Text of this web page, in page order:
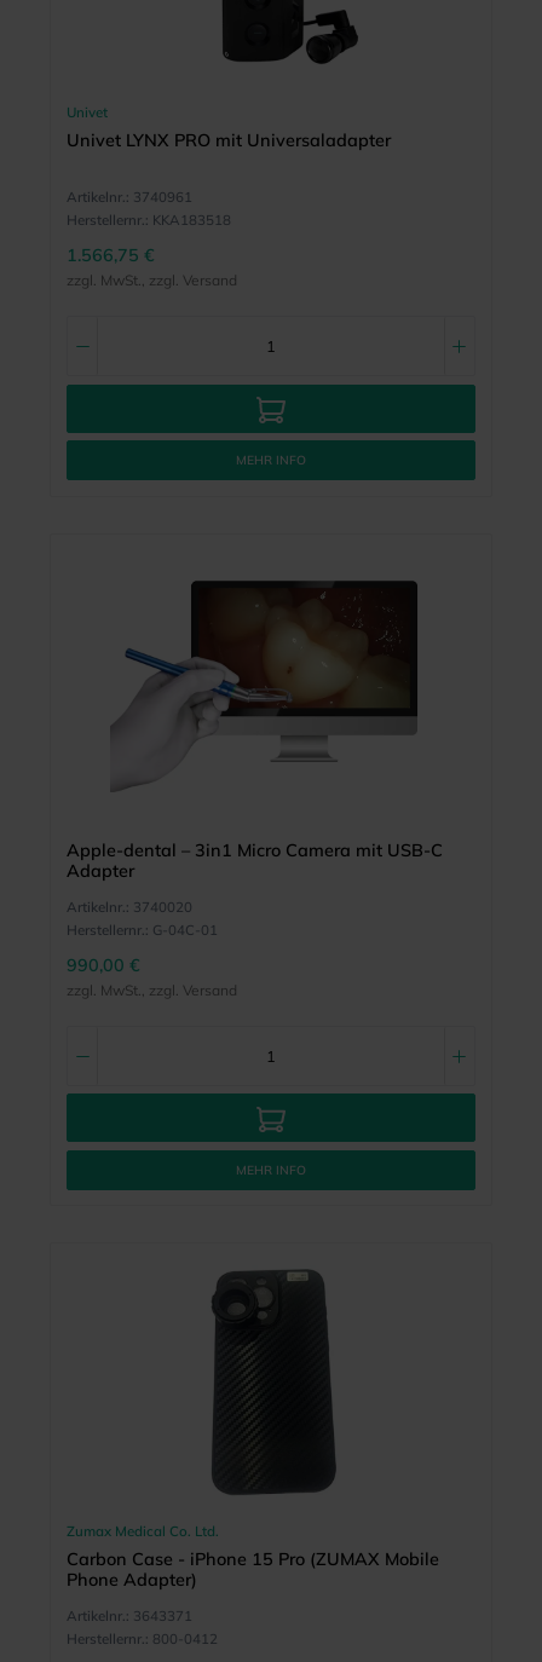
Univet
Univet LYNX PRO mit Universaladapter
Artikelnr.: 3740961
Herstellernr.: KKA183518
1.566,75 €
zzgl. MwSt., zzgl. Versand
MEHR INFO
Apple-dental – 3in1 Micro Camera mit USB-C
Adapter
Artikelnr.: 3740020
Herstellernr.: G-04C-01
990,00 €
zzgl. MwSt., zzgl. Versand
MEHR INFO
Zumax Medical Co. Ltd.
Carbon Case - iPhone 15 Pro (ZUMAX Mobile
Phone Adapter)
Artikelnr.: 3643371
Herstellernr.: 800-0412